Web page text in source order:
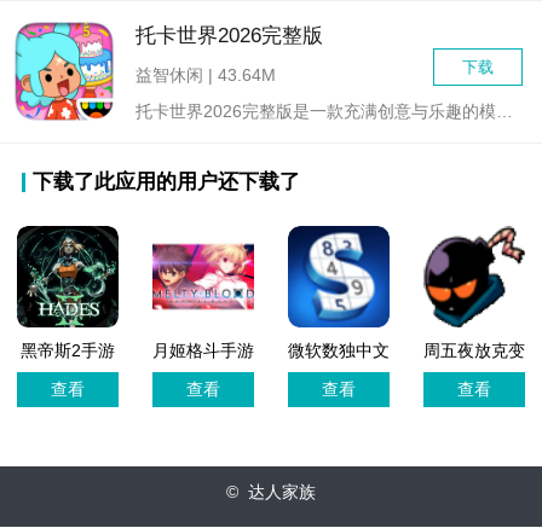
托卡世界2026完整版
下载
益智休闲 | 43.64M
下载了此应用的用户还下载了
黑帝斯2手游
移植版
查看
月姬格斗手游
单机版
查看
微软数独中文
免广告版
查看
周五夜放克变
装模组
查看
© 达人家族